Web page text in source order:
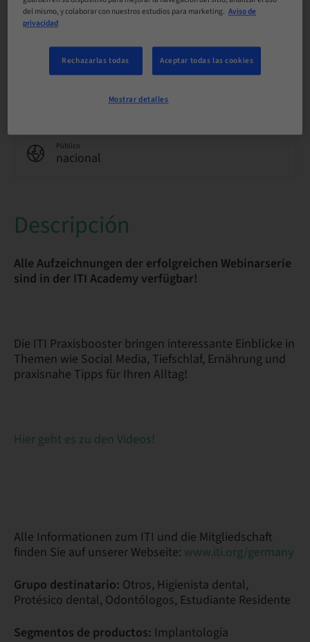
Puntos
0.00 Puntos
Público
nacional
Descripción
Alle Aufzeichnungen der erfolgreichen Webinarserie
sind in der ITI Academy verfügbar!
Die ITI Praxisbooster bringen interessante Einblicke in
Themen wie Social Media, Tiefschlaf, Ernährung und
praxisnahe Tipps für Ihren Alltag!
Hier geht es zu den Videos!
Alle Informationen zum ITI und die Mitgliedschaft
finden Sie auf unserer Webseite: www.iti.org/germany
Grupo destinatario: Otros, Higienista dental,
Protésico dental, Odontólogos, Estudiante Residente
Segmentos de productos: Implantología
del mismo, y colaborar con nuestros estudios para marketing. Aviso de
privacidad
Rechazarlas todas Aceptar todas las cookies
Mostrar detalles